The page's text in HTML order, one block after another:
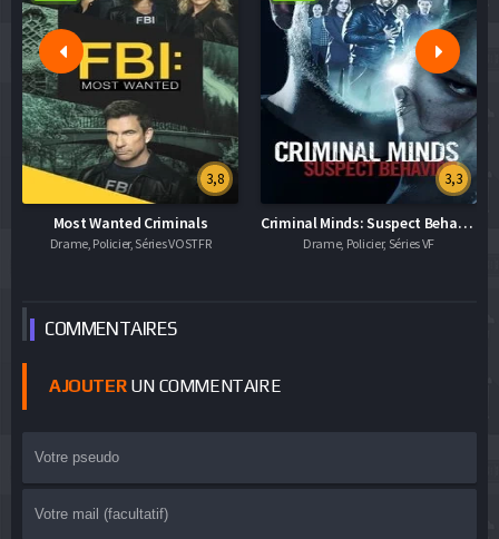
3,8
Most Wanted Criminals
Drame, Policier, Séries VOSTFR
3,3
Criminal Minds: Suspect Behavior
Drame, Policier, Séries VF
COMMENTAIRES
AJOUTERUN COMMENTAIRE